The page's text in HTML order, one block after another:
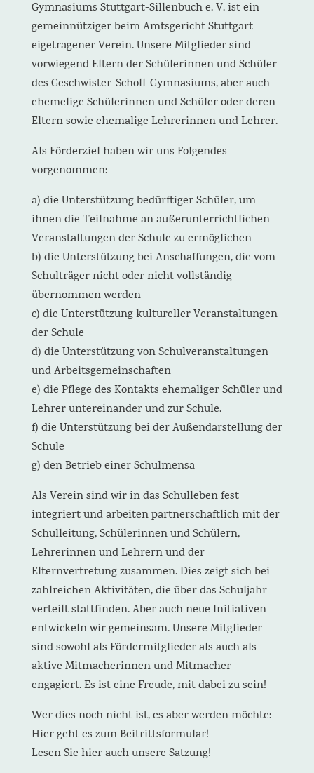
Gymnasiums Stuttgart-Sillenbuch e. V. ist ein
gemeinnütziger beim Amtsgericht Stuttgart
eigetragener Verein. Unsere Mitglieder sind
vorwiegend Eltern der Schülerinnen und Schüler
des Geschwister-Scholl-Gymnasiums, aber auch
ehemelige Schülerinnen und Schüler oder deren
Eltern sowie ehemalige Lehrerinnen und Lehrer.
Als Förderziel haben wir uns Folgendes
vorgenommen:
a) die Unterstützung bedürftiger Schüler, um
ihnen die Teilnahme an außerunterrichtlichen
Veranstaltungen der Schule zu ermöglichen
b) die Unterstützung bei Anschaffungen, die vom
Schulträger nicht oder nicht vollständig
übernommen werden
c) die Unterstützung kultureller Veranstaltungen
der Schule
d) die Unterstützung von Schulveranstaltungen
und Arbeitsgemeinschaften
e) die Pflege des Kontakts ehemaliger Schüler und
Lehrer untereinander und zur Schule.
f) die Unterstützung bei der Außendarstellung der
Schule
g) den Betrieb einer Schulmensa
Als Verein sind wir in das Schulleben fest
integriert und arbeiten partnerschaftlich mit der
Schulleitung, Schülerinnen und Schülern,
Lehrerinnen und Lehrern und der
Elternvertretung zusammen. Dies zeigt sich bei
zahlreichen Aktivitäten, die über das Schuljahr
verteilt stattfinden. Aber auch neue Initiativen
entwickeln wir gemeinsam. Unsere Mitglieder
sind sowohl als Fördermitglieder als auch als
aktive Mitmacherinnen und Mitmacher
engagiert. Es ist eine Freude, mit dabei zu sein!
Wer dies noch nicht ist, es aber werden möchte:
Hier geht es zum Beitrittsformular!
Lesen Sie hier auch unsere Satzung!